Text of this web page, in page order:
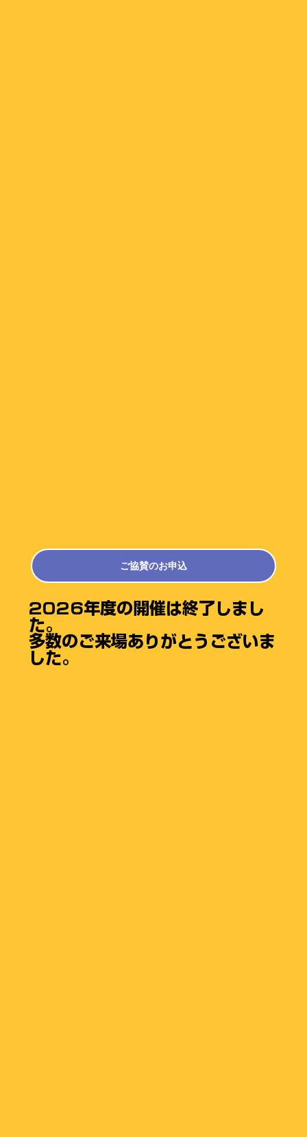
ご協賛のお申込
2026年度の開催は終了しまし
た。
​多数のご来場ありがとうございま
した。